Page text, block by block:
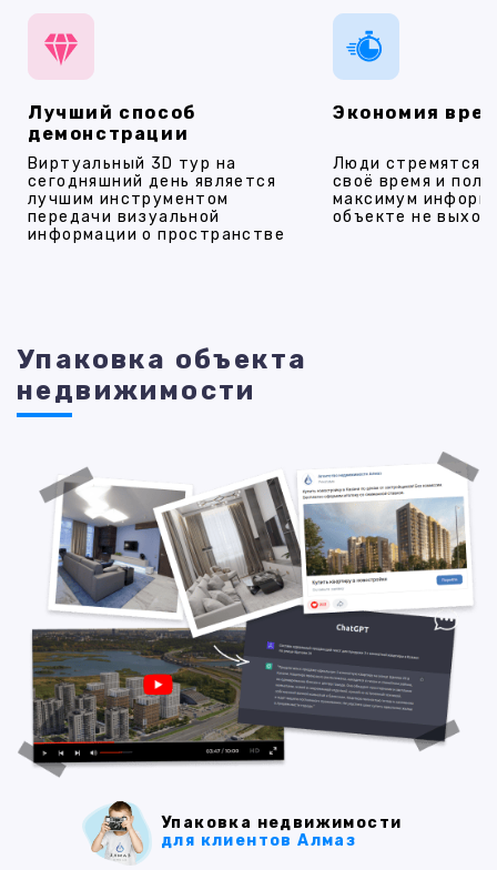
Лучший способ
демонстрации
Виртуальный 3D тур на
сегодняшний день является
лучшим инструментом
передачи визуальной
информации о пространстве
Экономия
Люди стремятся
своё время и
максимум
объекте не
Упаковка объекта
недвижимости
Упаковка недвижимости
для клиентов Алмаз